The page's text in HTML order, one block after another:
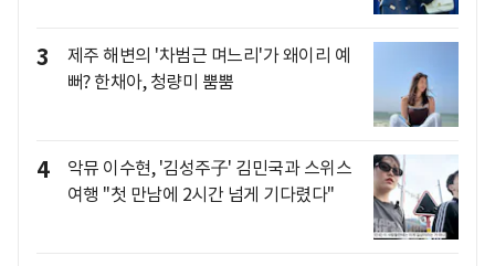
3
제주 해변의 '차범근 며느리'가 왜이리 예
뻐? 한채아, 청량미 뿜뿜
4
악뮤 이수현, '김성주子' 김민국과 스위스
여행 "첫 만남에 2시간 넘게 기다렸다"